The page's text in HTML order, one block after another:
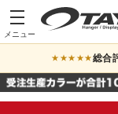
★★★★★総合